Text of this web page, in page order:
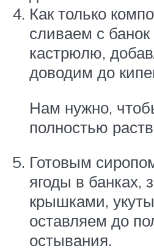
Как только
сливаем с
кастрюлю,
доводим до
Нам нужно,
полностью
Готовым
ягоды в банках,
крышками,
оставляем до
остывания.